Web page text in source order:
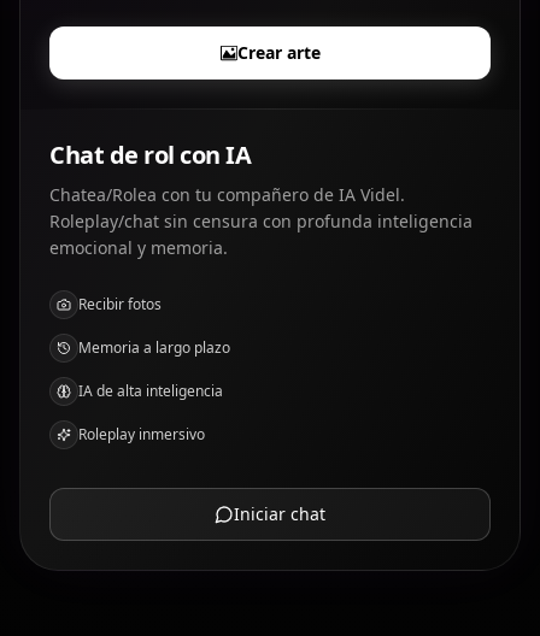
Crear arte
Chat de rol con IA
Chatea/Rolea con tu compañero de IA Videl.
Roleplay/chat sin censura con profunda inteligencia
emocional y memoria.
Recibir fotos
Memoria a largo plazo
IA de alta inteligencia
Roleplay inmersivo
Iniciar chat